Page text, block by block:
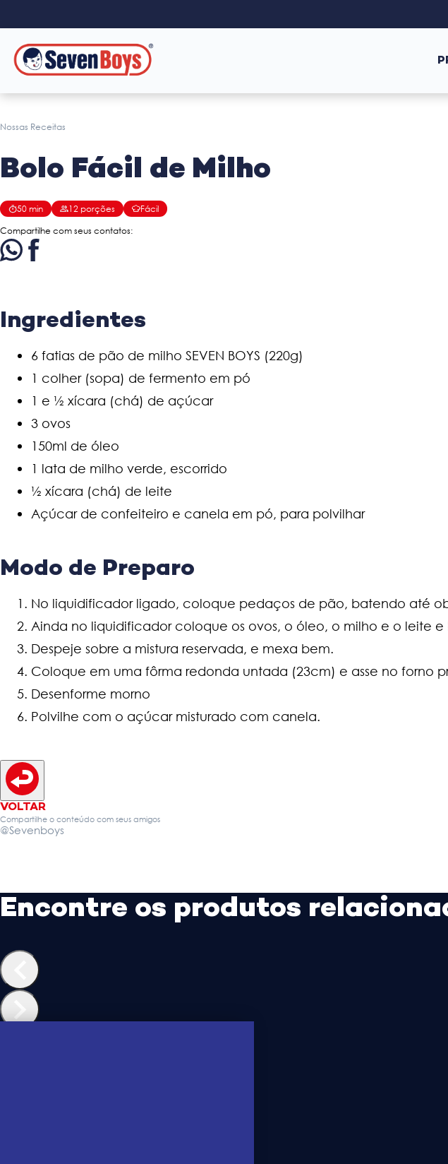
Nossas Receitas
Bolo Fácil de Milho
50 min 12 porções Fácil
Compartilhe com seus contatos:
Ingredientes
6 fatias de pão de milho SEVEN BOYS (220g)
1 colher (sopa) de fermento em pó
1 e ½ xícara (chá) de açúcar
3 ovos
150ml de óleo
1 lata de milho verde, escorrido
½ xícara (chá) de leite
Açúcar de confeiteiro e canela em pó, para polvilhar
Modo de Preparo
No liquidificador ligado, coloque pedaços de pão, batendo até
Ainda no liquidificador coloque os ovos, o óleo, o milho e o leite
Despeje sobre a mistura reservada, e mexa bem.
Coloque em uma fôrma redonda untada (23cm) e asse no forno
Desenforme morno
Polvilhe com o açúcar misturado com canela.
VOLTAR
Compartilhe o conteúdo com seus amigos
@Sevenboys
Encontre os produtos